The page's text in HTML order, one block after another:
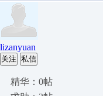
lizanyuan
关注 私信
精华：0帖